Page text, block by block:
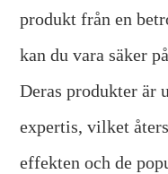
produkt från en
kan du vara säker
Deras produkter är
expertis, vilket
effekten och de